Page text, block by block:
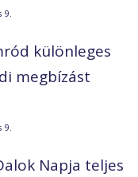
9.
különleges
megbízást
9.
Napja teljes